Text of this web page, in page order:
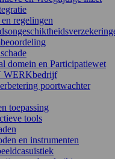
regelingen
domein en Participatiewet
WERKbedrijf
poortwachter
toepassing
tools
en instrumenten